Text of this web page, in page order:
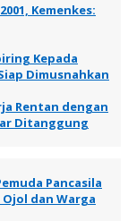
Kemenkes:
Kepada
Dimusnahkan
Rentan dengan
Ditanggung
Pancasila
dan Warga